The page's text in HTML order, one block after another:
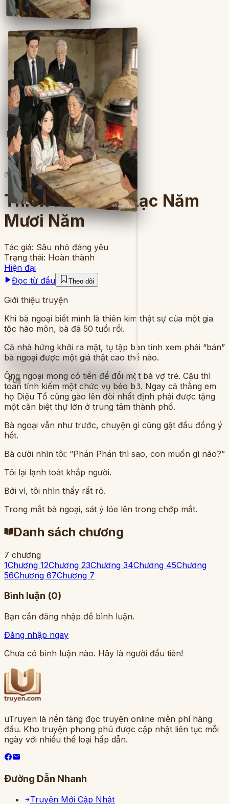
Full
Full
12lượt đọc· 7chương
Thiên Kim Thất Lạc Năm
Mươi Năm
Tác giả: Sâu nhỏ đáng yêu
Trạng thái: Hoàn thành
Hiện đại
Đọc từ đầu
Theo dõi
Giới thiệu truyện
Khi bà ngoại biết mình là thiên kim thật sự của một gia
tộc hào môn, bà đã 50 tuổi rồi.
Cả nhà hứng khởi ra mặt, tụ tập bàn tính xem phải “bán”
bà ngoại được một giá thật cao thế nào.
Ông ngoại mong có tiền để đổi một bà vợ trẻ. Cậu thì
toan tính kiếm một chức vụ béo bở. Ngay cả thằng em
họ Diệu Tổ cũng gào lên đòi nhất định phải được tặng
một căn biệt thự lớn ở trung tâm thành phố.
Bà ngoại vẫn như trước, chuyện gì cũng gật đầu đồng ý
hết.
Bà cười nhìn tôi: “Phán Phán thì sao, con muốn gì nào?”
Tôi lại lạnh toát khắp người.
Bởi vì, tôi nhìn thấy rất rõ.
Trong mắt bà ngoại, sát ý lóe lên trong chớp mắt.
Danh sách chương
7 chương
1Chương 12Chương 23Chương 34Chương 45Chương
56Chương 67Chương 7
Bình luận (0)
Bạn cần đăng nhập để bình luận.
Đăng nhập ngay
Chưa có bình luận nào. Hãy là người đầu tiên!
uTruyen là nền tảng đọc truyện online miễn phí hàng
đầu. Kho truyện phong phú được cập nhật liên tục mỗi
ngày với nhiều thể loại hấp dẫn.
Đường Dẫn Nhanh
Truyện Mới Cập Nhật